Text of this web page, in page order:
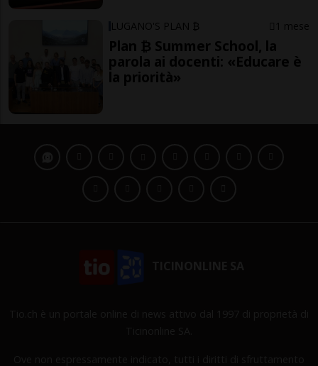
LUGANO'S PLAN ₿ 1 mese
Plan ₿ Summer School, la
parola ai docenti: «Educare è
la priorità»